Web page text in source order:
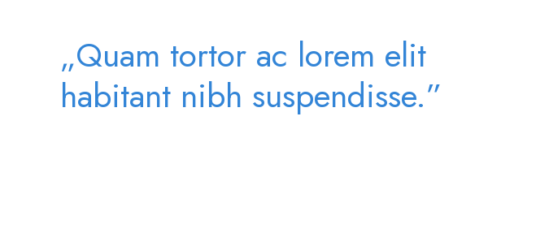
„Quam tortor ac lorem elit
habitant nibh suspendisse.”